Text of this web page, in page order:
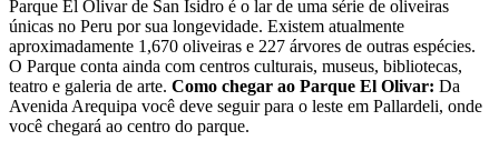
Parque El Olivar de San Isidro é o lar de uma série de oliveiras
únicas no Peru por sua longevidade. Existem atualmente
aproximadamente 1,670 oliveiras e 227 árvores de outras espécies.
O Parque conta ainda com centros culturais, museus, bibliotecas,
teatro e galeria de arte. Como chegar ao Parque El Olivar: Da
Avenida Arequipa você deve seguir para o leste em Pallardeli, onde
você chegará ao centro do parque.